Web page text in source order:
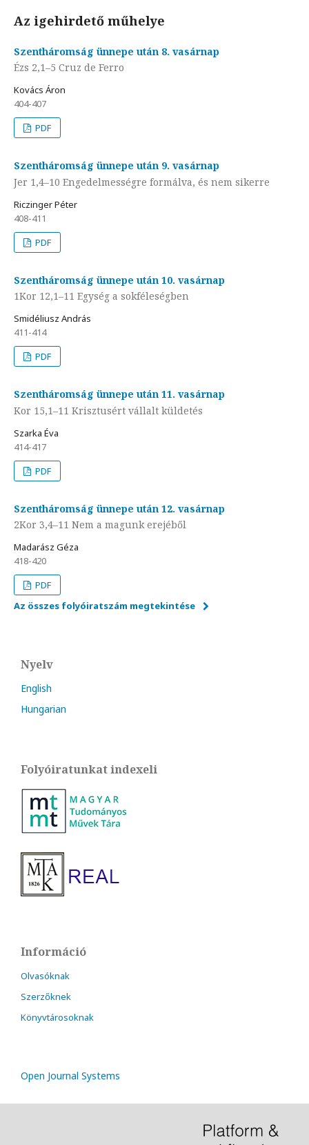
Az igehirdető műhelye
Szentháromság ünnepe után 8. vasárnap
Ézs 2,1–5 Cruz de Ferro
Kovács Áron
404-407
PDF
Szentháromság ünnepe után 9. vasárnap
Jer 1,4–10 Engedelmességre formálva, és nem sikerre
Riczinger Péter
408-411
PDF
Szentháromság ünnepe után 10. vasárnap
1Kor 12,1–11 Egység a sokféleségben
Smidéliusz András
411-414
PDF
Szentháromság ünnepe után 11. vasárnap
Kor 15,1–11 Krisztusért vállalt küldetés
Szarka Éva
414-417
PDF
Szentháromság ünnepe után 12. vasárnap
2Kor 3,4–11 Nem a magunk erejéből
Madarász Géza
418-420
PDF
Az összes folyóiratszám megtekintése
Nyelv
English
Hungarian
Folyóiratunkat indexeli
Információ
Olvasóknak
Szerzőknek
Könyvtárosoknak
Open Journal Systems